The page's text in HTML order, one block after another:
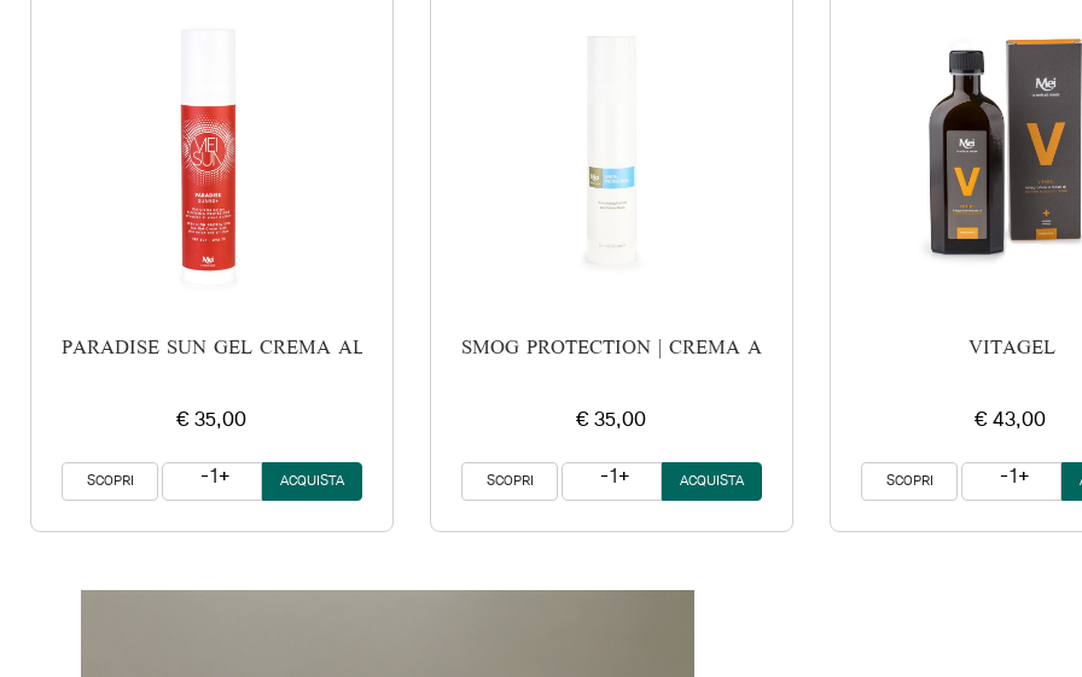
PARADISE SUN GEL CREMA ALTISSIMA PROTEZIONE SPF 50 - UVA 20
€ 35,00
SCOPRI 1
SMOG PROTECTION | CREMA ANTINQUINAMENTO
€ 35,00
SCOPRI 1
VITAGEL
€ 43,00
SCOPRI 1